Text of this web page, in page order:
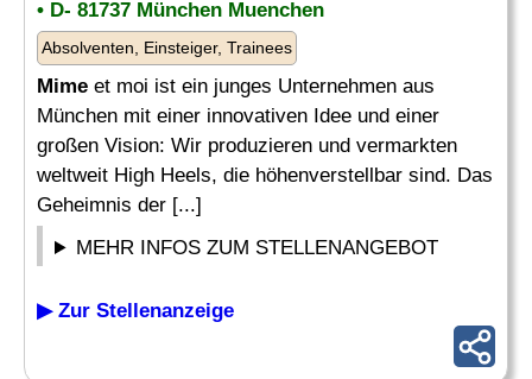
• D- 81737 München Muenchen
Absolventen, Einsteiger, Trainees
Mime et moi ist ein junges Unternehmen aus
München mit einer innovativen Idee und einer
großen Vision: Wir produzieren und vermarkten
weltweit High Heels, die höhenverstellbar sind. Das
Geheimnis der [...]
MEHR INFOS ZUM STELLENANGEBOT
▶ Zur Stellenanzeige